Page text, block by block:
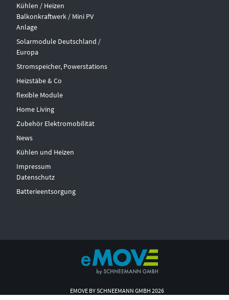
Kühlen / Heizen
Balkonkraftwerk / Mini PV
Anlage
Solarmodule Deutschland /
Europa
Stromspeicher, Powerstations
Heizstäbe & Co
flexible Module
Home Living
Zubehör Elektromobilität
News
Kühlen und Heizen
Impressum
Datenschutz
Batterieentsorgung
EMOVE BY SCHNEEMANN GMBH 2026